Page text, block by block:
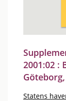
2001:02 :
Statens